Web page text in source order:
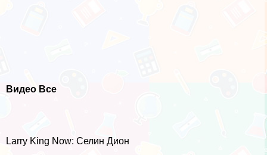
Видео Все
Larry King Now: Селин Дион